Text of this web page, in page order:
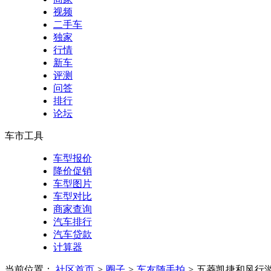
视频
二手车
独家
行情
新车
评测
问答
排行
论坛
车市工具
车型报价
降价促销
车型图片
车型对比
商家查询
汽车排行
汽车贷款
计算器